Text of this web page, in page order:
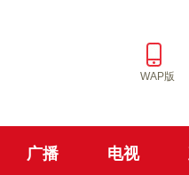
WAP版
广播 电视